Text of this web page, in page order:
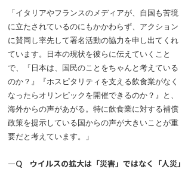
「イタリアやフランスのメディアが、自国も苦境
に立たされているのにもかかわらず、アクション
に賛同し率先して署名活動の協力を申し出てくれ
ています。日本の現状を彼らに伝えていくこと
で、『日本は、国民のことをちゃんと考えている
のか？』『ホスピタリティを支える飲食業がなく
なったらオリンピックを開催できるのか？』と、
海外からの声があがる。特に飲食業に対する補償
政策を提示している国からの声が大きいことが重
要だと考えています。」
―Q ウイルスの拡大は「災害」ではなく「人災」